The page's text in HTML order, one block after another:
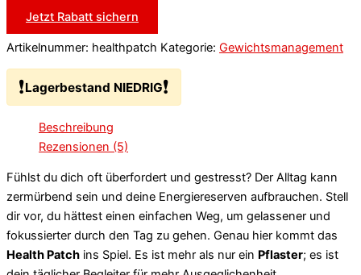
Jetzt Rabatt sichern
Artikelnummer: healthpatch Kategorie: Gewichtsmanagement
❗Lagerbestand NIEDRIG❗
Beschreibung
Rezensionen (5)
Fühlst du dich oft überfordert und gestresst? Der Alltag kann
zermürbend sein und deine Energiereserven aufbrauchen. Stell
dir vor, du hättest einen einfachen Weg, um gelassener und
fokussierter durch den Tag zu gehen. Genau hier kommt das
Health Patch ins Spiel. Es ist mehr als nur ein Pflaster; es ist